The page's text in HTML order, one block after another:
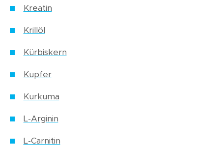
Kreatin
Krillöl
Kürbiskern
Kupfer
Kurkuma
L-Arginin
L-Carnitin